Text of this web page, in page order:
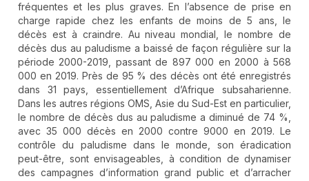
fréquentes et les plus graves. En l’absence de prise en
charge rapide chez les enfants de moins de 5 ans, le
décès est à craindre. Au niveau mondial, le nombre de
décès dus au paludisme a baissé de façon régulière sur la
période 2000-2019, passant de 897 000 en 2000 à 568
000 en 2019. Près de 95 % des décès ont été enregistrés
dans 31 pays, essentiellement d’Afrique subsaharienne.
Dans les autres régions OMS, Asie du Sud-Est en particulier,
le nombre de décès dus au paludisme a diminué de 74 %,
avec 35 000 décès en 2000 contre 9000 en 2019. Le
contrôle du paludisme dans le monde, son éradication
peut-être, sont envisageables, à condition de dynamiser
des campagnes d’information grand public et d’arracher